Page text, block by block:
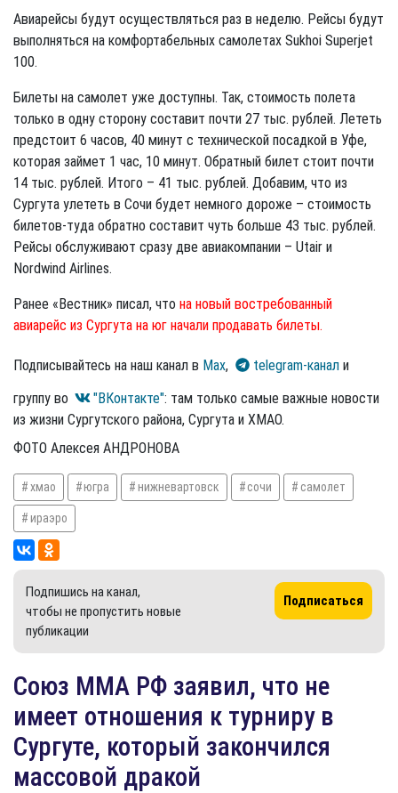
Авиарейсы будут осуществляться раз в неделю. Рейсы будут
выполняться на комфортабельных самолетах Sukhoi Superjet
100.
Билеты на самолет уже доступны. Так, стоимость полета
только в одну сторону составит почти 27 тыс. рублей. Лететь
предстоит 6 часов, 40 минут с технической посадкой в Уфе,
которая займет 1 час, 10 минут. Обратный билет стоит почти
14 тыс. рублей. Итого – 41 тыс. рублей. Добавим, что из
Сургута улететь в Сочи будет немного дороже – стоимость
билетов-туда обратно составит чуть больше 43 тыс. рублей.
Рейсы обслуживают сразу две авиакомпании – Utair и
Nordwind Airlines.
Ранее «Вестник» писал, что на новый востребованный
авиарейс из Сургута на юг начали продавать билеты.
Подписывайтесь на наш канал в Max, telegram-канал и
группу во
"ВКонтакте": там только самые важные новости
из жизни Сургутского района, Сургута и ХМАО.
ФОТО Алексея АНДРОНОВА
хмао югра нижневартовск сочи самолет
ираэро
Подпишись на канал,
чтобы не пропустить новые
публикации
Подписаться
​Союз ММА РФ заявил, что не
имеет отношения к турниру в
Сургуте, который закончился
массовой дракой